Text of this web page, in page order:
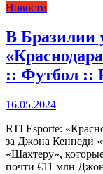
Новости
В Бразилии
:: Футбол ::
16.05.2024
RTI Esporte:
за Джона Кеннеди
«Шахтеру»,
почти €11 млн